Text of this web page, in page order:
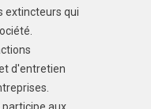
extincteurs qui
d'entretien